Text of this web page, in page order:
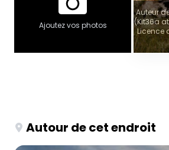
Ajoutez vos photos
Auteur
(Kit36a
Licence
Autour de cet endroit